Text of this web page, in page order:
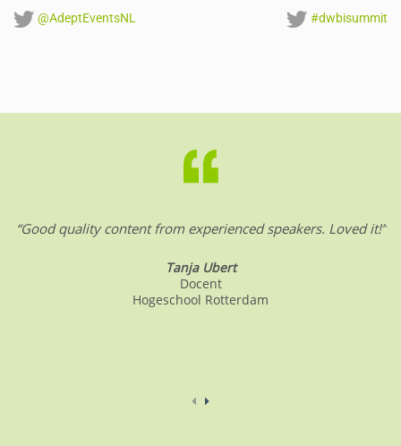
@AdeptEventsNL #dwbisummit
“Good quality content from experienced speakers. Loved it!”
Tanja Ubert
Docent
Hogeschool Rotterdam